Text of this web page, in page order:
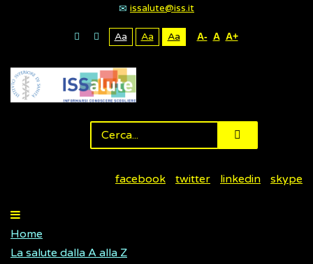
issalute@iss.it
Aa Aa Aa A- A A+
facebook twitter linkedin skype
Home
La salute dalla A alla Z